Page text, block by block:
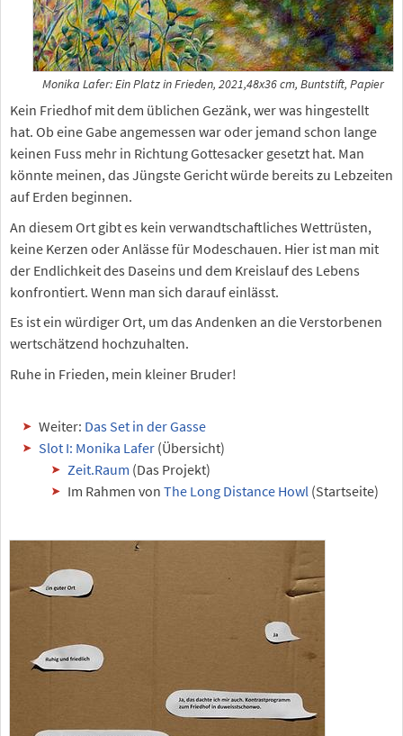
Monika Lafer: Ein Platz in Frieden, 2021,48x36 cm, Buntstift, Papier
Kein Friedhof mit dem üblichen Gezänk, wer was hingestellt
hat. Ob eine Gabe angemessen war oder jemand schon lange
keinen Fuss mehr in Richtung Gottesacker gesetzt hat. Man
könnte meinen, das Jüngste Gericht würde bereits zu Lebzeiten
auf Erden beginnen.
An diesem Ort gibt es kein verwandtschaftliches Wettrüsten,
keine Kerzen oder Anlässe für Modeschauen. Hier ist man mit
der Endlichkeit des Daseins und dem Kreislauf des Lebens
konfrontiert. Wenn man sich darauf einlässt.
Es ist ein würdiger Ort, um das Andenken an die Verstorbenen
wertschätzend hochzuhalten.
Ruhe in Frieden, mein kleiner Bruder!
Weiter: Das Set in der Gasse
Slot I: Monika Lafer (Übersicht)
Zeit.Raum (Das Projekt)
Im Rahmen von The Long Distance Howl (Startseite)